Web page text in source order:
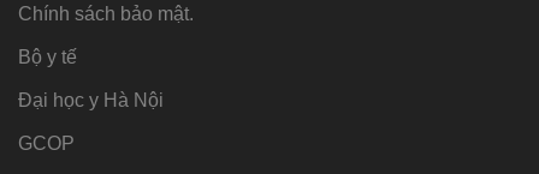
Chính sách bảo mật.
Bộ y tế
Đại học y Hà Nội
GCOP